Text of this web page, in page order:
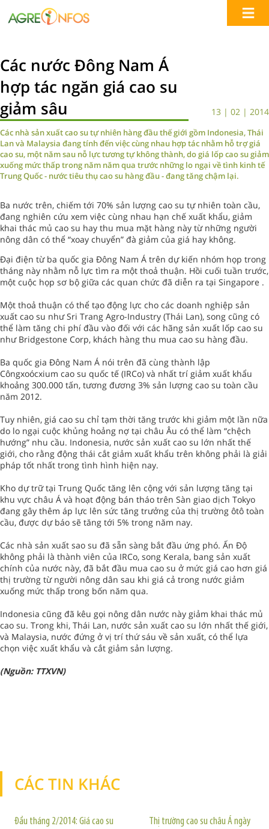
Các nước Đông Nam Á
hợp tác ngăn giá cao su
giảm sâu
13 | 02 | 2014
Các nhà sản xuất cao su tự nhiên hàng đầu thế giới gồm Indonesia, Thái
Lan và Malaysia đang tính đến việc cùng nhau hợp tác nhằm hỗ trợ giá
cao su, một năm sau nỗ lực tương tự không thành, do giá lốp cao su giảm
xuống mức thấp trong năm năm qua trước những lo ngại về tình kinh tế
Trung Quốc - nước tiêu thụ cao su hàng đầu - đang tăng chậm lại.
Ba nước trên, chiếm tới 70% sản lượng cao su tự nhiên toàn cầu,
đang nghiên cứu xem việc cùng nhau hạn chế xuất khẩu, giảm
khai thác mủ cao su hay thu mua mặt hàng này từ những người
nông dân có thể “xoay chuyển” đà giảm của giá hay không.
Đại điện từ ba quốc gia Đông Nam Á trên dự kiến nhóm họp trong
tháng này nhằm nỗ lực tìm ra một thoả thuận. Hồi cuối tuần trước,
một cuộc họp sơ bộ giữa các quan chức đã diễn ra tại Singapore .
Một thoả thuận có thể tạo động lực cho các doanh nghiệp sản
xuất cao su như Sri Trang Agro-Industry (Thái Lan), song cũng có
thể làm tăng chi phí đầu vào đối với các hãng sản xuất lốp cao su
như Bridgestone Corp, khách hàng thu mua cao su hàng đầu.
Ba quốc gia Đông Nam Á nói trên đã cùng thành lập
Côngxoócxium cao su quốc tế (IRCo) và nhất trí giảm xuất khẩu
khoảng 300.000 tấn, tương đương 3% sản lượng cao su toàn cầu
năm 2012.
Tuy nhiên, giá cao su chỉ tạm thời tăng trước khi giảm một lần nữa
do lo ngại cuộc khủng hoảng nợ tại châu Âu có thể làm “chệch
hướng” nhu cầu. Indonesia, nước sản xuất cao su lớn nhất thế
giới, cho rằng động thái cắt giảm xuất khẩu trên không phải là giải
pháp tốt nhất trong tình hình hiện nay.
Kho dự trữ tại Trung Quốc tăng lên cộng với sản lượng tăng tại
khu vực châu Á và hoạt động bán tháo trên Sàn giao dịch Tokyo
đang gây thêm áp lực lên sức tăng trưởng của thị trường ôtô toàn
cầu, được dự báo sẽ tăng tới 5% trong năm nay.
Các nhà sản xuất sao su đã sẵn sàng bắt đầu ứng phó. Ấn Độ
không phải là thành viên của IRCo, song Kerala, bang sản xuất
chính của nước này, đã bắt đầu mua cao su ở mức giá cao hơn giá
thị trường từ người nông dân sau khi giá cả trong nước giảm
xuống mức thấp trong bốn năm qua.
Indonesia cũng đã kêu gọi nông dân nước này giảm khai thác mủ
cao su. Trong khi, Thái Lan, nước sản xuất cao su lớn nhất thế giới,
và Malaysia, nước đứng ở vị trí thứ sáu về sản xuất, có thể lựa
chọn việc xuất khẩu và cắt giảm sản lượng.
(Nguồn: TTXVN)
CÁC TIN KHÁC
Đầu tháng 2/2014: Giá cao su
Thị trường cao su châu Á ngày